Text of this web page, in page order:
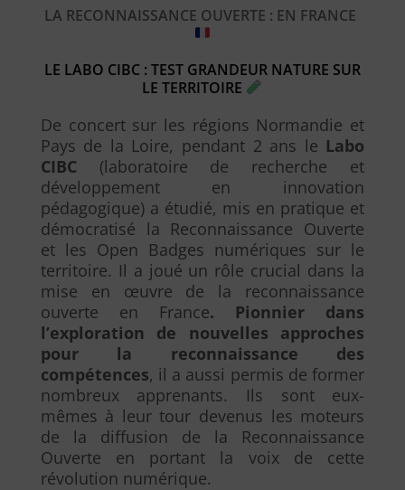
LA RECONNAISSANCE OUVERTE : EN FRANCE
LE LABO CIBC : TEST GRANDEUR NATURE SUR
LE TERRITOIRE
De concert sur les régions Normandie et
Pays de la Loire, pendant 2 ans le Labo
CIBC(laboratoire de recherche et
développement en innovation
pédagogique) a étudié, mis en pratique et
démocratisé la Reconnaissance Ouverte
et les Open Badges numériques sur le
territoire. Il a joué un rôle crucial dans la
mise en œuvre de la reconnaissance
ouverte en France. Pionnier dans
l’exploration de nouvelles approches
pour la reconnaissance des
compétences, il a aussi permis de former
nombreux apprenants. Ils sont eux-
mêmes à leur tour devenus les moteurs
de la diffusion de la Reconnaissance
Ouverte en portant la voix de cette
révolution numérique.